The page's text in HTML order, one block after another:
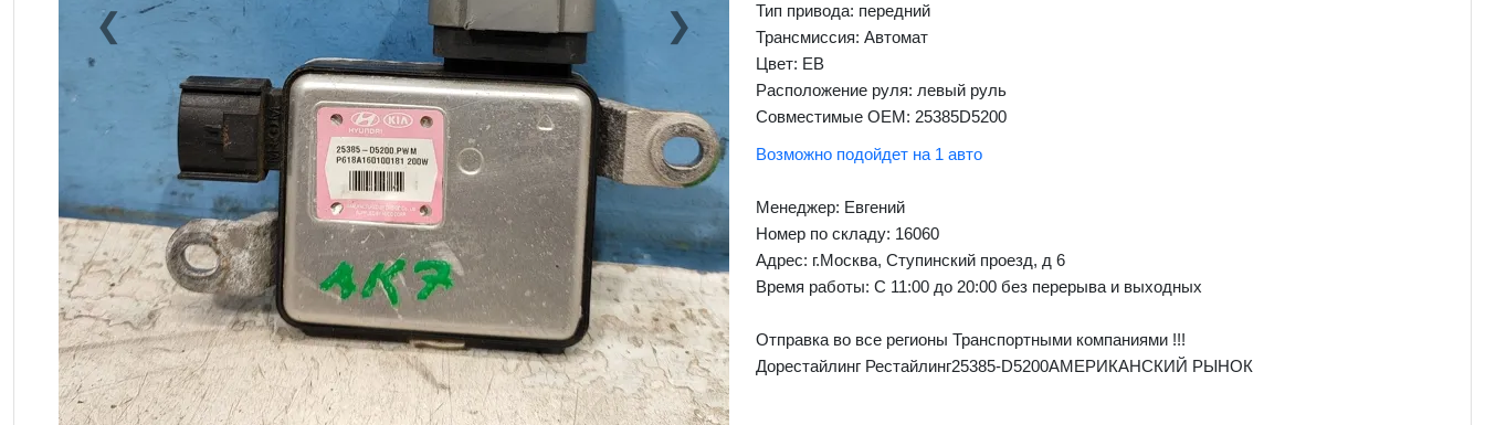
❮
Previous ❯
Next
Тип привода: передний
Трансмиссия: Автомат
Цвет: EB
Расположение руля: левый руль
Совместимые OEM: 25385D5200
Возможно подойдет на 1 авто
Менеджер: Евгений
Номер по складу: 16060
Адрес: г.Москва, Ступинский проезд, д 6
Время работы: С 11:00 до 20:00 без перерыва и выходных
Отправка во все регионы Транспортными компаниями !!!
Дорестайлинг Рестайлинг25385-D5200АМЕРИКАНСКИЙ РЫНОК